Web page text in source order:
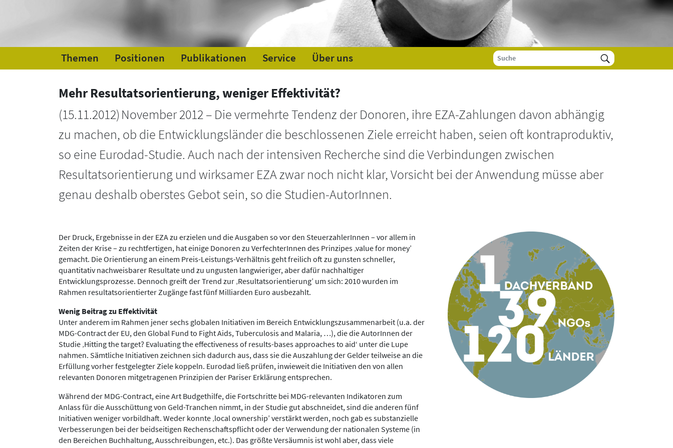
Themen Positionen Publikationen Service Über uns
Mehr Resultatsorientierung, weniger Effektivität?
(15.11.2012) November 2012 – Die vermehrte Tendenz der Donoren, ihre EZA-Zahlungen davon abhängig
zu machen, ob die Entwicklungsländer die beschlossenen Ziele erreicht haben, seien oft kontraproduktiv,
so eine Eurodad-Studie. Auch nach der intensiven Recherche sind die Verbindungen zwischen
Resultatsorientierung und wirksamer EZA zwar noch nicht klar, Vorsicht bei der Anwendung müsse aber
genau deshalb oberstes Gebot sein, so die Studien-AutorInnen.
Der Druck, Ergebnisse in der EZA zu erzielen und die Ausgaben so vor den SteuerzahlerInnen – vor allem in
Zeiten der Krise – zu rechtfertigen, hat einige Donoren zu VerfechterInnen des Prinzipes ‚value for money’
gemacht. Die Orientierung an einem Preis-Leistungs-Verhältnis geht freilich oft zu gunsten schneller,
quantitativ nachweisbarer Resultate und zu ungusten langwieriger, aber dafür nachhaltiger
Entwicklungsprozesse. Dennoch greift der Trend zur ‚Resultatsorientierung’ um sich: 2010 wurden im
Rahmen resultatsorientierter Zugänge fast fünf Milliarden Euro ausbezahlt.
Wenig Beitrag zu Effektivität
Unter anderem im Rahmen jener sechs globalen Initiativen im Bereich Entwicklungszusammenarbeit (u.a. der
MDG-Contract der EU, den Global Fund to Fight Aids, Tuberculosis and Malaria, …), die die AutorInnen der
Studie ‚Hitting the target? Evaluating the effectiveness of results-bases approaches to aid‘ unter die Lupe
nahmen. Sämtliche Initiativen zeichnen sich dadurch aus, dass sie die Auszahlung der Gelder teilweise an die
Erfüllung vorher festgelegter Ziele koppeln. Eurodad ließ prüfen, inwieweit die Initiativen den von allen
relevanten Donoren mitgetragenen Prinzipien der Pariser Erklärung entsprechen.
Während der MDG-Contract, eine Art Budgethilfe, die Fortschritte bei MDG-relevanten Indikatoren zum
Anlass für die Ausschüttung von Geld-Tranchen nimmt, in der Studie gut abschneidet, sind die anderen fünf
Initiativen weniger vorbildhaft. Weder konnte ‚local ownership’ verstärkt werden, noch gab es substanzielle
Verbesserungen bei der beidseitigen Rechenschaftspflicht oder der Verwendung der nationalen Systeme (in
den Bereichen Buchhaltung, Ausschreibungen, etc.). Das größte Versäumnis ist wohl aber, dass viele